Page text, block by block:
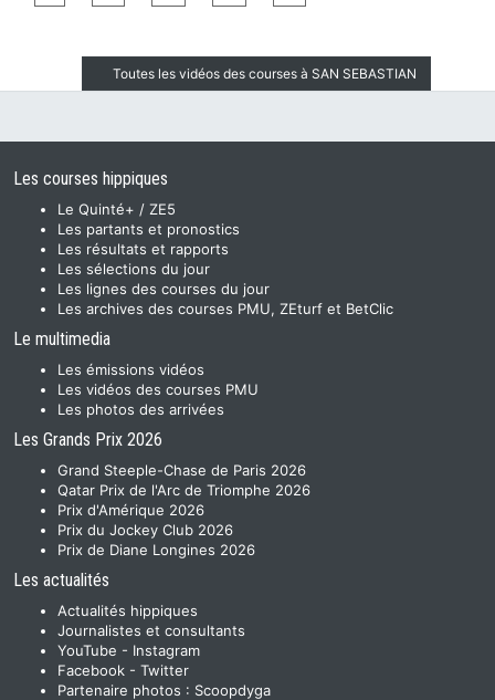
Toutes les vidéos des courses à SAN SEBASTIAN
Les courses hippiques
Le Quinté+ / ZE5
Les partants et pronostics
Les résultats et rapports
Les sélections du jour
Les lignes des courses du jour
Les archives des courses PMU, ZEturf et BetClic
Le multimedia
Les émissions vidéos
Les vidéos des courses PMU
Les photos des arrivées
Les Grands Prix 2026
Grand Steeple-Chase de Paris 2026
Qatar Prix de l'Arc de Triomphe 2026
Prix d'Amérique 2026
Prix du Jockey Club 2026
Prix de Diane Longines 2026
Les actualités
Actualités hippiques
Journalistes et consultants
YouTube - Instagram
Facebook - Twitter
Partenaire photos : Scoopdyga